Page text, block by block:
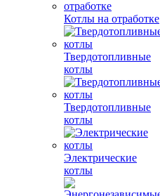
Котлы на отработке
Твердотопливные
котлы
Твердотопливные
котлы
Электрические
котлы